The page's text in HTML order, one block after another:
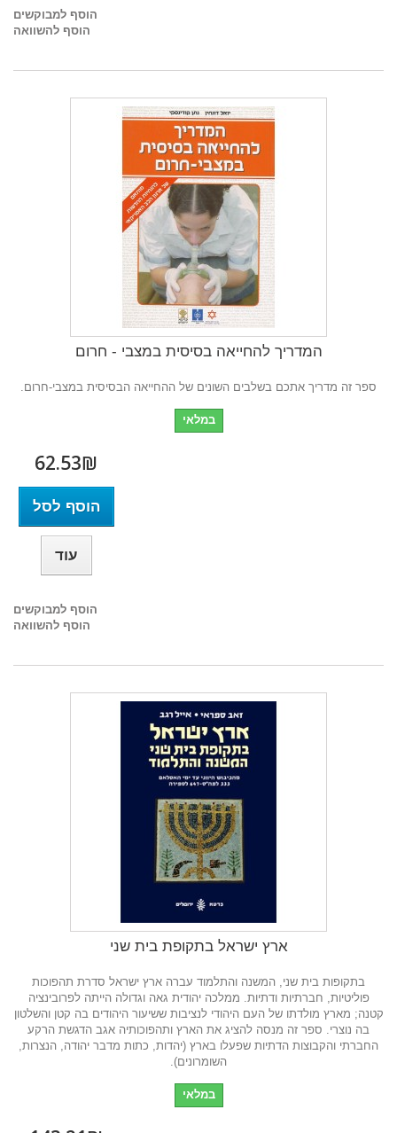
הוסף למבוקשים
הוסף להשוואה
המדריך להחייאה בסיסית במצבי - חרום
ספר זה מדריך אתכם בשלבים השונים של ההחייאה הבסיסית במצבי-חרום.
במלאי
62.53₪‎
הוסף לסל
עוד
הוסף למבוקשים
הוסף להשוואה
ארץ ישראל בתקופת בית שני
בתקופות בית שני, המשנה והתלמוד עברה ארץ ישראל סדרת תהפוכות
פוליטיות, חברתיות ודתיות. ממלכה יהודית גאה וגדולה הייתה לפרובינציה
קטנה; מארץ מולדתו של העם היהודי לנציבות ששיעור היהודים בה קטן והשלטון
בה נוצרי. ספר זה מנסה להציג את הארץ ותהפוכותיה אגב הדגשת הרקע
החברתי והקבוצות הדתיות שפעלו בארץ (יהדות, כתות מדבר יהודה, הנצרות,
השומרונים).
במלאי